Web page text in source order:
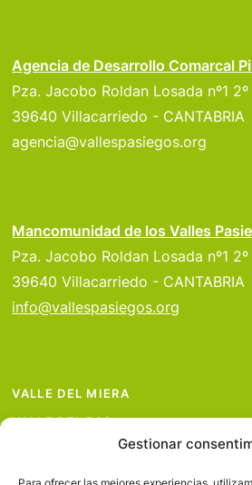
Gestionar
Agencia de Desarrollo Comarcal
Pza. Jacobo Roldan Losada nº1
39640 Villacarriedo - CANTABRIA
agencia@vallespasiegos.org
Mancomunidad de los Valles
Pza. Jacobo Roldan Losada nº1
39640 Villacarriedo - CANTABRIA
info@vallespasiegos.org
VALLE DEL MIERA
VALLE DEL PAS
VALLE DEL PISUEÑA
PROYECTOS